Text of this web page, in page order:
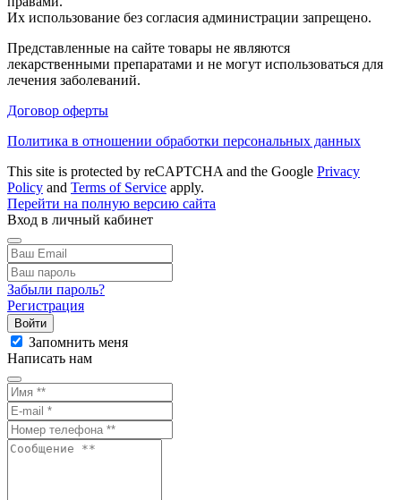
Их использование без согласия администрации запрещено.
Представленные на сайте товары не являются
лекарственными препаратами и не могут использоваться для
лечения заболеваний.
Договор оферты
Политика в отношении обработки персональных данных
This site is protected by reCAPTCHA and the Google Privacy
Policy and Terms of Service apply.
Перейти на полную версию сайта
Вход в личный кабинет
Забыли пароль?
Регистрация
Войти
Запомнить меня
Написать нам